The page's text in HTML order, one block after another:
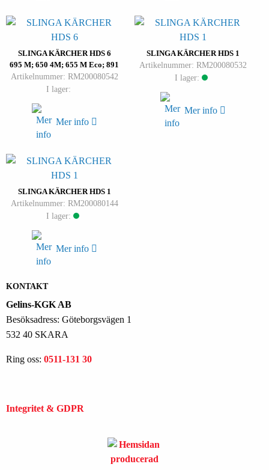
SLINGA KÄRCHER HDS 6
695 M; 650 4M; 655 M Eco; 891
Artikelnummer: RM200080542
I lager:
Mer info
SLINGA KÄRCHER HDS 1
Artikelnummer: RM200080532
I lager:
Mer info
SLINGA KÄRCHER HDS 1
Artikelnummer: RM200080144
I lager:
Mer info
KONTAKT
Gelins-KGK AB
Besöksadress: Göteborgsvägen 1
532 40 SKARA
Ring oss: 0511-131 30
Integritet & GDPR